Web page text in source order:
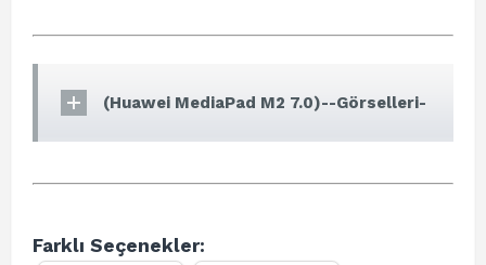
(Huawei MediaPad M2 7.0)--Görselleri-
Farklı Seçenekler: